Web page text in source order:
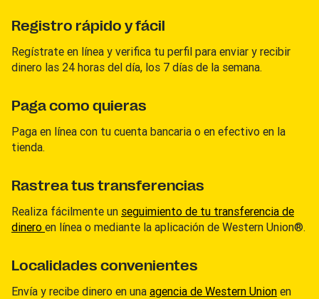
Registro rápido y fácil
Regístrate en línea y verifica tu perfil para enviar y recibir
dinero las 24 horas del día, los 7 días de la semana.
Paga como quieras
Paga en línea con tu cuenta bancaria o en efectivo en la
tienda.
Rastrea tus transferencias
Realiza fácilmente un seguimiento de tu transferencia de
dinero en línea o mediante la aplicación de Western Union®.
Localidades convenientes
Envía y recibe dinero en una agencia de Western Union en